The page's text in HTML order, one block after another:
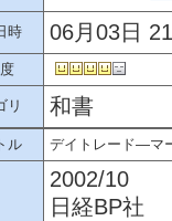
時 06月03日
リ 和書
ル デイトレード―マ
2002/10
日経BP社